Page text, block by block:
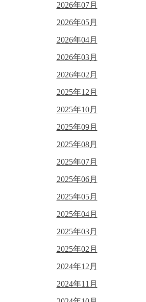
2026年07月
2026年05月
2026年04月
2026年03月
2026年02月
2025年12月
2025年10月
2025年09月
2025年08月
2025年07月
2025年06月
2025年05月
2025年04月
2025年03月
2025年02月
2024年12月
2024年11月